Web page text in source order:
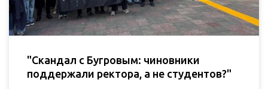
"Скандал с Бугровым: чиновники
поддержали ректора, а не студентов?"